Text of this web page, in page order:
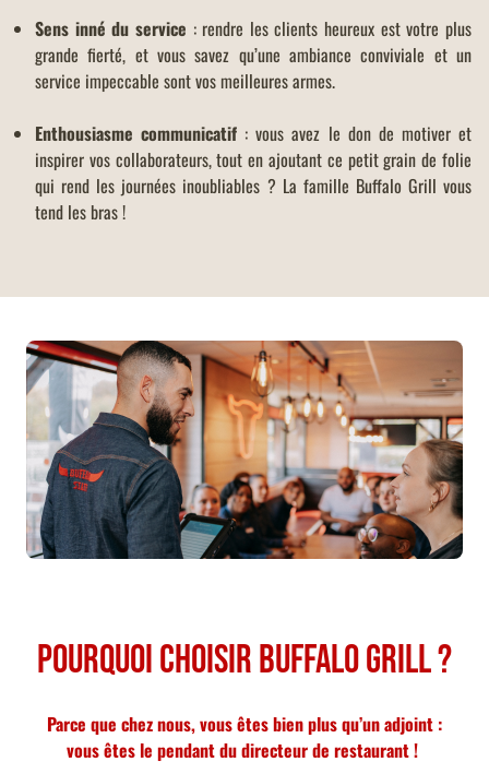
Sens inné du service : rendre les clients heureux est votre plus
grande fierté, et vous savez qu’une ambiance conviviale et un
service impeccable sont vos meilleures armes.
Enthousiasme communicatif : vous avez le don de motiver et
inspirer vos collaborateurs, tout en ajoutant ce petit grain de folie
qui rend les journées inoubliables ? La famille Buffalo Grill vous
tend les bras !
Pourquoi choisir Buffalo Grill ?
Parce que chez nous, vous êtes bien plus qu’un adjoint :
vous êtes le pendant du directeur de restaurant !